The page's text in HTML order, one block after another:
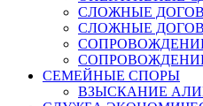
СЛОЖНЫЕ
СЛОЖНЫЕ
СЕМЕЙНЫЕ СПОРЫ
ВЗЫСКАНИЕ